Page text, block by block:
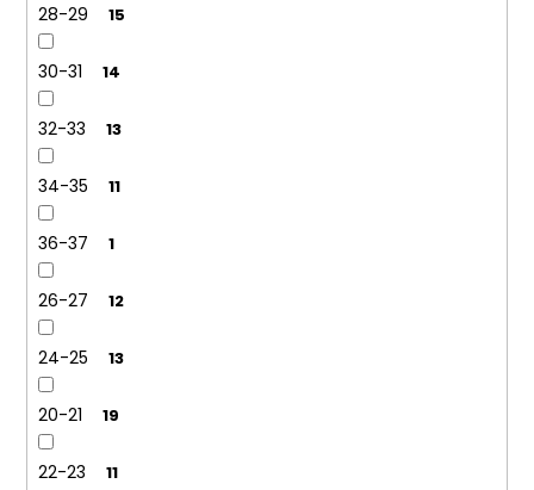
28-29 15
30-31 14
32-33 13
34-35 11
36-37 1
26-27 12
24-25 13
20-21 19
22-23 11